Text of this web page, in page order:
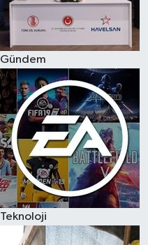
Gündem
Teknoloji
Spor
Burç Yorumları
Çocuk
Eğitim
Hava Durumu
Kadın
Kim kimdir?